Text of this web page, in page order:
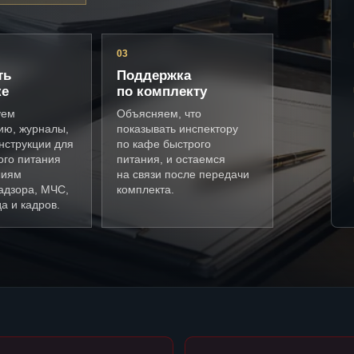
журналы,
для
питания
МЧС,
и кадров.
03
Поддержка
по комплекту
Объясняем, что
показывать инспектору
по кафе быстрого
питания, и остаемся
на связи после передачи
комплекта.